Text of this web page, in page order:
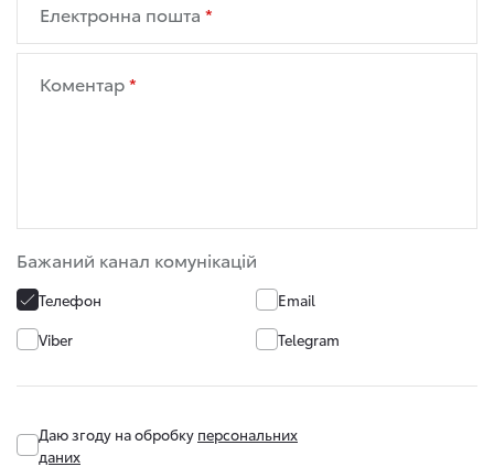
Електронна пошта
Коментар
Бажаний канал комунікацій
Телефон
Email
Viber
Telegram
Даю згоду на обробку персональних
даних